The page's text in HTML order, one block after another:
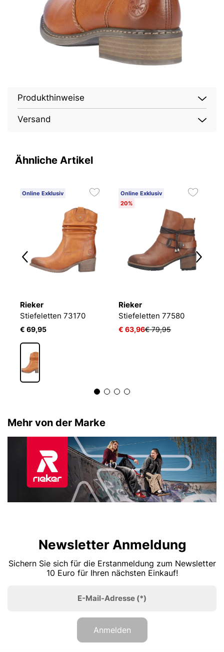
Produkthinweise
Versand
Ähnliche Artikel
Online Exklusiv
Rieker
Stiefeletten 73170
€ 69,95
Online Exklusiv
20%
Rieker
Stiefeletten 77580
€ 63,96€ 79,95
Mehr von der Marke
Newsletter Anmeldung
Sichern Sie sich für die Erstanmeldung zum Newsletter
10 Euro für Ihren nächsten Einkauf!
E-Mail-Adresse (*)
Anmelden